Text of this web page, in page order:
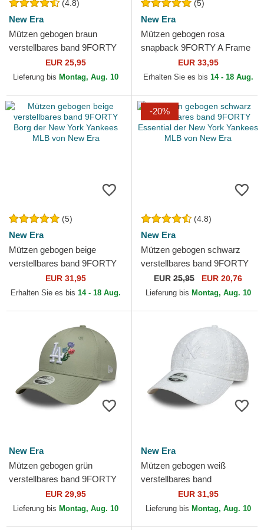
(4.8)
New Era
Mützen gebogen braun
verstellbares band 9FORTY
League Essential der New
York Yankees MLB von New
EUR 25,95
Lieferung bis Montag, Aug. 10
(5)
New Era
Mützen gebogen rosa
snapback 9FORTY A Frame
Floral der New York Yankees
MLB von New Era
EUR 33,95
Erhalten Sie es bis 14 - 18 Aug.
(5)
New Era
Mützen gebogen beige
verstellbares band 9FORTY
Borg der New York Yankees
MLB von New Era
EUR 31,95
Erhalten Sie es bis 14 - 18 Aug.
-20%
(4.8)
New Era
Mützen gebogen schwarz
verstellbares band 9FORTY
Essential der New York
Yankees MLB von New Era
EUR 25,95 EUR 20,76
Lieferung bis Montag, Aug. 10
New Era
Mützen gebogen grün
verstellbares band 9FORTY
Floral Icon der Los Angeles
Dodgers MLB von New Era
EUR 29,95
Lieferung bis Montag, Aug. 10
New Era
Mützen gebogen weiß
verstellbares band
9TWENTY Broderie der New
York Yankees MLB von New
EUR 31,95
Lieferung bis Montag, Aug. 10